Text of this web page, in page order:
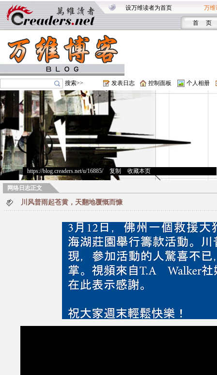
设万维读者为首页 万维
首 页
搜索>> 发表日志 控制面板 个人相册
https://blog.creaders.net/u/16885/> 复制 收藏本页
网络日志正文
川风普雨起苍黄，天翻地覆慨而慷